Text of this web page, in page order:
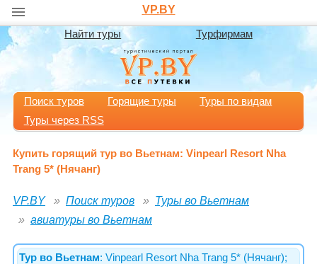
VP.BY
Найти туры Турфирмам
Поиск туров Горящие туры
Туры по видам
Туры через RSS
Купить горящий тур во Вьетнам: Vinpearl Resort Nha
Trang 5* (Нячанг)
VP.BY Поиск туров
Туры во Вьетнам
авиатуры во Вьетнам
Тур во Вьетнам: Vinpearl Resort Nha Trang 5* (Нячанг);